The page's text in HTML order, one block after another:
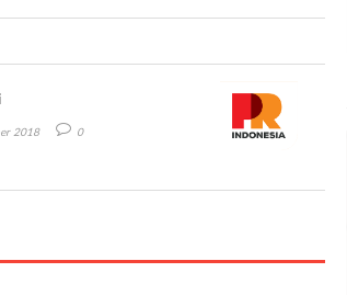
2018 0